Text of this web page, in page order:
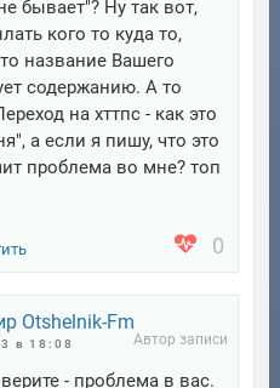
бывает"? Ну так вот,
кого то куда то,
название Вашего
содержанию. А то
на хттпс - как это
а если я пишу, что это
проблема во мне? топ
0
Otshelnik-Fm
в 18:08
- проблема в вас.